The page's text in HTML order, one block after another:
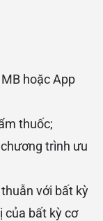
hoặc App
thuốc;
trình ưu
với bất kỳ
của bất kỳ cơ